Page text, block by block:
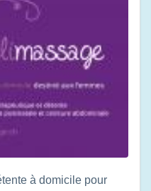
à domicile pour